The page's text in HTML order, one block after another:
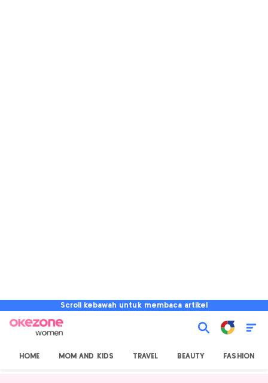
Scroll kebawah untuk membaca artikel
HOME MOM AND KIDS TRAVEL BEAUTY FASHION